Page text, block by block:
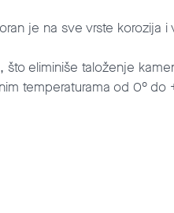
je na sve vrste korozija
eliminiše taloženje
temperaturama od 0° do